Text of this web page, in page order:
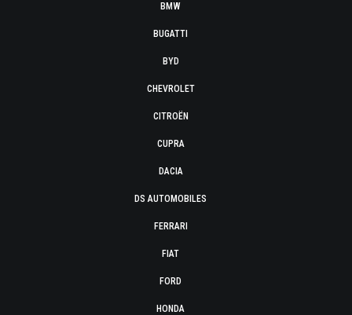
BMW
BUGATTI
BYD
CHEVROLET
CITROËN
CUPRA
DACIA
DS AUTOMOBILES
FERRARI
FIAT
FORD
HONDA